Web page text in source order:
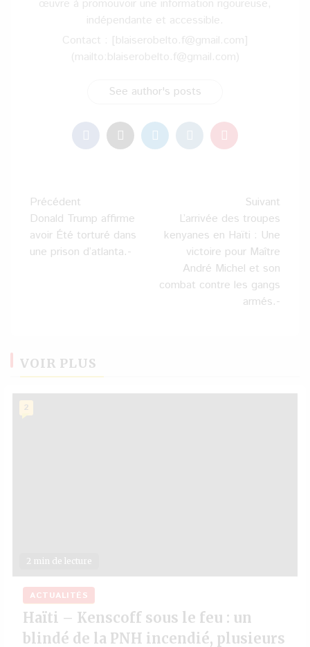
œuvre à promouvoir une information rigoureuse,
indépendante et accessible.
Contact : [blaiserobelto.f@gmail.com]
(mailto:blaiserobelto.f@gmail.com)
See author's posts
Navigation
d’article
Précédent
Donald Trump affirme
avoir Été torturé dans
une prison d’atlanta.-
Suivant
L’arrivée des troupes
kenyanes en Haïti : Une
victoire pour Maître
André Michel et son
combat contre les gangs
armés.-
VOIR PLUS
2 min de lecture
2
ACTUALITÉS
Haïti – Kenscoff sous le feu : un
blindé de la PNH incendié, plusieurs